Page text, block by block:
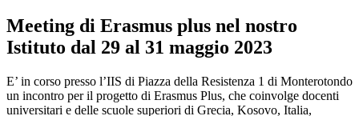
Meeting di Erasmus plus nel nostro
Istituto dal 29 al 31 maggio 2023
E’ in corso presso l’IIS di Piazza della Resistenza 1 di Monterotondo
un incontro per il progetto di Erasmus Plus, che coinvolge docenti
universitari e delle scuole superiori di Grecia, Kosovo, Italia,